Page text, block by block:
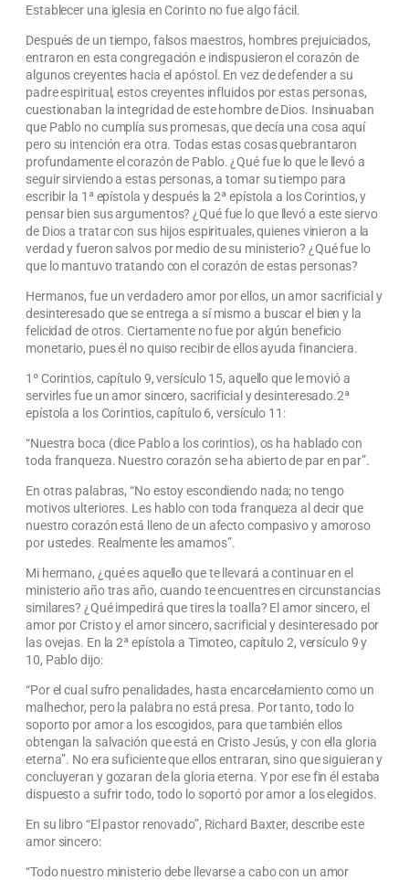
Establecer una iglesia en Corinto no fue algo fácil.
Después de un tiempo, falsos maestros, hombres prejuiciados,
entraron en esta congregación e indispusieron el corazón de
algunos creyentes hacia el apóstol. En vez de defender a su
padre espiritual, estos creyentes influidos por estas personas,
cuestionaban la integridad de este hombre de Dios. Insinuaban
que Pablo no cumplía sus promesas, que decía una cosa aquí
pero su intención era otra. Todas estas cosas quebrantaron
profundamente el corazón de Pablo. ¿Qué fue lo que le llevó a
seguir sirviendo a estas personas, a tomar su tiempo para
escribir la 1ª epístola y después la 2ª epístola a los Corintios, y
pensar bien sus argumentos? ¿Qué fue lo que llevó a este siervo
de Dios a tratar con sus hijos espirituales, quienes vinieron a la
verdad y fueron salvos por medio de su ministerio? ¿Qué fue lo
que lo mantuvo tratando con el corazón de estas personas?
Hermanos, fue un verdadero amor por ellos, un amor sacrificial y
desinteresado que se entrega a sí mismo a buscar el bien y la
felicidad de otros. Ciertamente no fue por algún beneficio
monetario, pues él no quiso recibir de ellos ayuda financiera.
1º Corintios, capítulo 9, versículo 15, aquello que le movió a
servirles fue un amor sincero, sacrificial y desinteresado.2ª
epístola a los Corintios, capítulo 6, versículo 11:
“Nuestra boca (dice Pablo a los corintios), os ha hablado con
toda franqueza. Nuestro corazón se ha abierto de par en par”.
En otras palabras, “No estoy escondiendo nada; no tengo
motivos ulteriores. Les hablo con toda franqueza al decir que
nuestro corazón está lleno de un afecto compasivo y amoroso
por ustedes. Realmente les amamos”.
Mi hermano, ¿qué es aquello que te llevará a continuar en el
ministerio año tras año, cuando te encuentres en circunstancias
similares? ¿Qué impedirá que tires la toalla? El amor sincero, el
amor por Cristo y el amor sincero, sacrificial y desinteresado por
las ovejas. En la 2ª epístola a Timoteo, capítulo 2, versículo 9 y
10, Pablo dijo:
“Por el cual sufro penalidades, hasta encarcelamiento como un
malhechor, pero la palabra no está presa. Por tanto, todo lo
soporto por amor a los escogidos, para que también ellos
obtengan la salvación que está en Cristo Jesús, y con ella gloria
eterna”. No era suficiente que ellos entraran, sino que siguieran y
concluyeran y gozaran de la gloria eterna. Y por ese fin él estaba
dispuesto a sufrir todo, todo lo soportó por amor a los elegidos.
En su libro “El pastor renovado”, Richard Baxter, describe este
amor sincero:
“Todo nuestro ministerio debe llevarse a cabo con un amor